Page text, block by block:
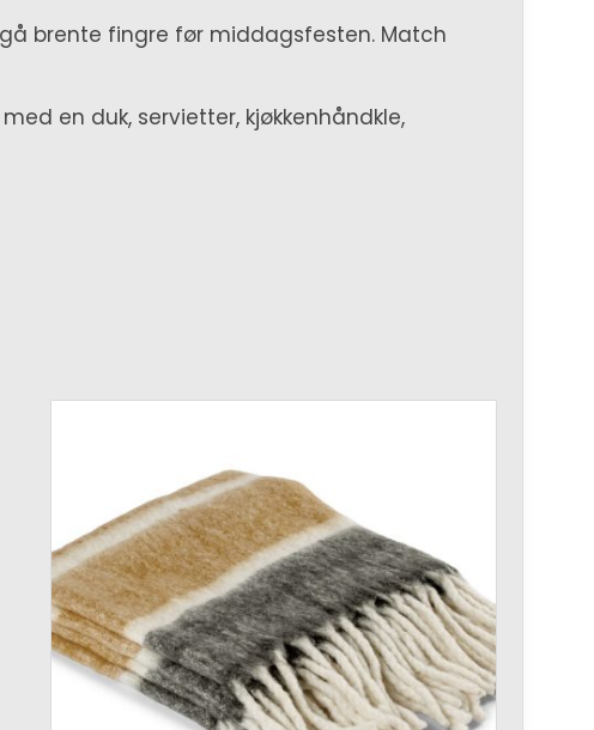
brente fingre før middagsfesten. Match
en duk, servietter, kjøkkenhåndkle,